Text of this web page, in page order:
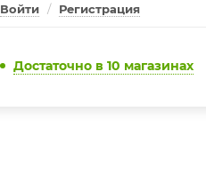
Войти / Регистрация
Достаточно в 10 магазинах